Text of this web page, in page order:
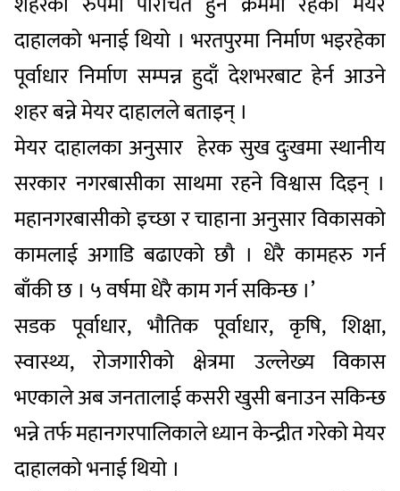
दाहालको भनाई थियो । भरतपुरमा निर्माण भइरहेका
पूर्वाधार निर्माण सम्पन्न हुदाँ देशभरबाट हेर्न आउने
शहर बन्ने मेयर दाहालले बताइन् ।
मेयर दाहालका अनुसार हेरक सुख दुःखमा स्थानीय
सरकार नगरबासीका साथमा रहने विश्वास दिइन् ।
महानगरबासीको इच्छा र चाहाना अनुसार विकासको
कामलाई अगाडि बढाएको छौ । धेरै कामहरु गर्न
बाँकी छ । ५ वर्षमा धेरै काम गर्न सकिन्छ ।’
सडक पूर्वाधार, भौतिक पूर्वाधार, कृषि, शिक्षा,
स्वास्थ्य, रोजगारीको क्षेत्रमा उल्लेख्य विकास
भएकाले अब जनतालाई कसरी खुसी बनाउन सकिन्छ
भन्ने तर्फ महानगरपालिकाले ध्यान केन्द्रीत गरेको मेयर
दाहालको भनाई थियो ।